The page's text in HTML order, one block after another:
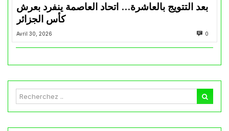
بعد التتويج بالعاشرة… اتحاد العاصمة ينفرد بعرش
كأس الجزائر
Avril 30, 2026 0